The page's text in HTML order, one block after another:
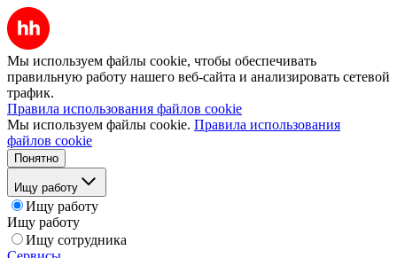
Мы используем файлы cookie, чтобы обеспечивать
правильную работу нашего веб-сайта и анализировать сетевой
трафик.
Правила использования файлов cookie
Мы используем файлы cookie. Правила использования
файлов cookie
Понятно
Ищу работу
Ищу работу
Ищу работу
Ищу сотрудника